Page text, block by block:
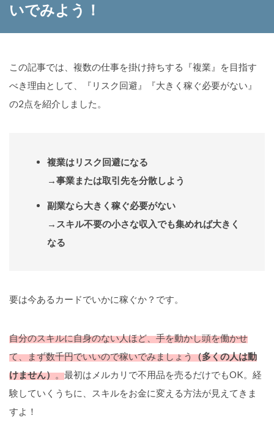
いでみよう！
この記事では、複数の仕事を掛け持ちする『複業』を目指す
べき理由として、『リスク回避』『大きく稼ぐ必要がない』
の2点を紹介しました。
複業はリスク回避になる
→事業または取引先を分散しよう
副業なら大きく稼ぐ必要がない
→スキル不要の小さな収入でも集めれば大きく
なる
要は今あるカードでいかに稼ぐか？です。
自分のスキルに自身のない人ほど、手を動かし頭を働かせ
て、まず数千円でいいので稼いでみましょう（多くの人は動
けません）。最初はメルカリで不用品を売るだけでもOK。経
験していくうちに、スキルをお金に変える方法が見えてきま
すよ！